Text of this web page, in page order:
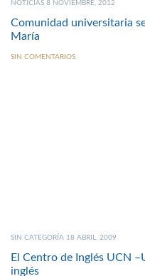
NOTICIAS 8 NOVIEMBRE, 2012
Comunidad universitaria
María
SIN COMENTARIOS
SIN CATEGORÍA 18 ABRIL, 2009
El Centro de Inglés UCN
inglés